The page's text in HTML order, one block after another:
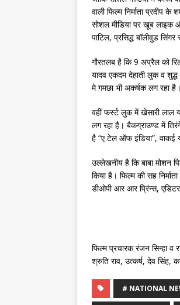
वाली फिल्म निर्माता प्रदीप के
सोशल मीडिया पर खूब लाइक
पाटिल, प्रसिद्ध बॉलीवुड
गौरतलब है कि 9 अप्रैल को
यादव एकदम देहाती लुक व
मे गमछा भी अकर्षक लग रहा
वहीं फर्स्ट लुक में खेसारी लाल
लग रहा है। बैकग्राउण्ड में
है “ए टेल ऑफ इंडिया”, वाकई
उल्लेखनीय है कि बाबा मोशन
किया है। फिल्म की सह
डीओपी आर आर प्रिंन्स, एडिटर
फिल्म प्रचारक रंजन सिन्हा व
श्रुति राव, उत्कर्ष, देव
# NATIONAL